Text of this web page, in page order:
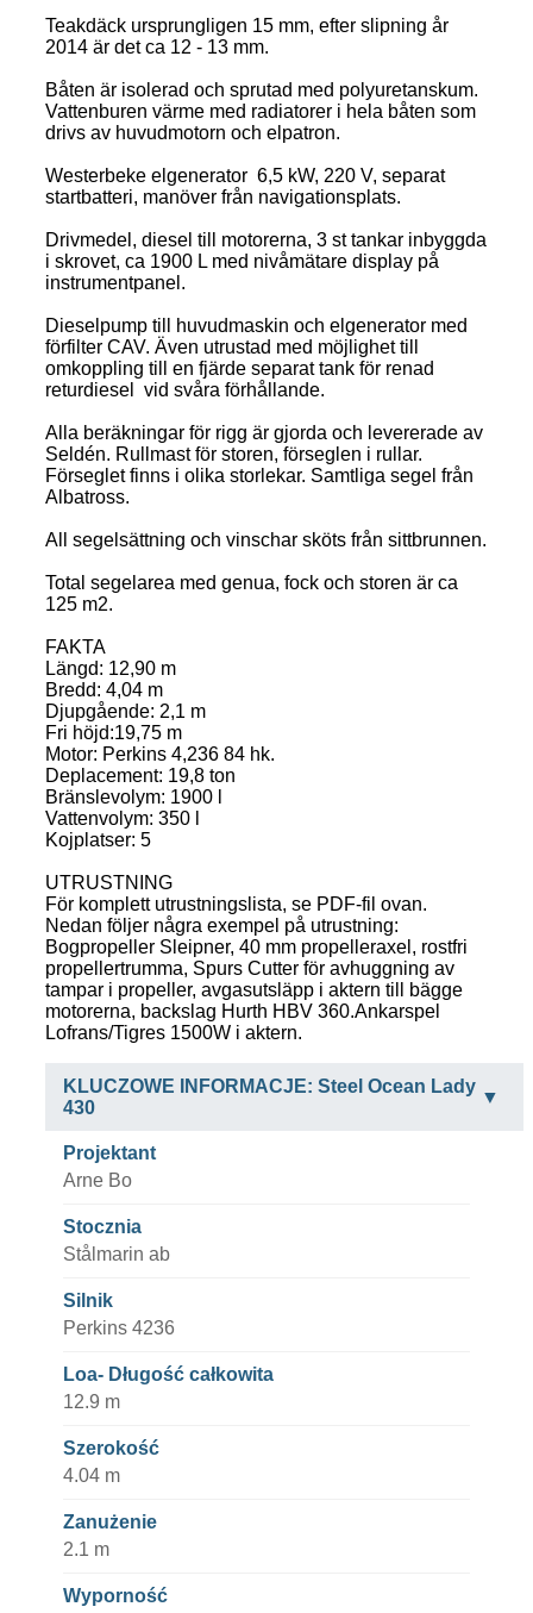
Teakdäck ursprungligen 15 mm, efter slipning år
2014 är det ca 12 - 13 mm.
Båten är isolerad och sprutad med polyuretanskum.
Vattenburen värme med radiatorer i hela båten som
drivs av huvudmotorn och elpatron.
Westerbeke elgenerator 6,5 kW, 220 V, separat
startbatteri, manöver från navigationsplats.
Drivmedel, diesel till motorerna, 3 st tankar inbyggda
i skrovet, ca 1900 L med nivåmätare display på
instrumentpanel.
Dieselpump till huvudmaskin och elgenerator med
förfilter CAV. Även utrustad med möjlighet till
omkoppling till en fjärde separat tank för renad
returdiesel vid svåra förhållande.
Alla beräkningar för rigg är gjorda och levererade av
Seldén. Rullmast för storen, förseglen i rullar.
Förseglet finns i olika storlekar. Samtliga segel från
Albatross.
All segelsättning och vinschar sköts från sittbrunnen.
Total segelarea med genua, fock och storen är ca
125 m2.
FAKTA
Längd: 12,90 m
Bredd: 4,04 m
Djupgående: 2,1 m
Fri höjd:19,75 m
Motor: Perkins 4,236 84 hk.
Deplacement: 19,8 ton
Bränslevolym: 1900 l
Vattenvolym: 350 l
Kojplatser: 5
UTRUSTNING
För komplett utrustningslista, se PDF-fil ovan.
Nedan följer några exempel på utrustning:
Bogpropeller Sleipner, 40 mm propelleraxel, rostfri
propellertrumma, Spurs Cutter för avhuggning av
tampar i propeller, avgasutsläpp i aktern till bägge
motorerna, backslag Hurth HBV 360.Ankarspel
Lofrans/Tigres 1500W i aktern.
KLUCZOWE INFORMACJE: Steel Ocean Lady
430
Projektant
Arne Bo
Stocznia
Stålmarin ab
Silnik
Perkins 4236
Loa- Długość całkowita
12.9 m
Szerokość
4.04 m
Zanużenie
2.1 m
Wyporność